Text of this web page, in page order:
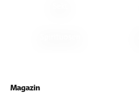
Magazin